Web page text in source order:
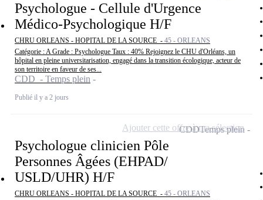
Psychologue - Cellule d'Urgence
Médico-Psychologique H/F
CHRU ORLEANS - HOPITAL DE LA SOURCE - 45 - ORLEANS
Catégorie : A Grade : Psychologue Taux : 40% Rejoignez le CHU d'Orléans, un
hôpital en pleine universitarisation, engagé dans la transition écologique, acteur de
son territoire en faveur de ses...
CDD - Temps plein
Publié il y a 2 jours
Psychologue clinicien Pôle
Personnes Âgées (EHPAD/
USLD/UHR) H/F
CHRU ORLEANS - HOPITAL DE LA SOURCE - 45 - ORLEANS
CDDTemps plein
Ajouter cette offre à ma sélection